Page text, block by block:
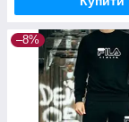
–8%